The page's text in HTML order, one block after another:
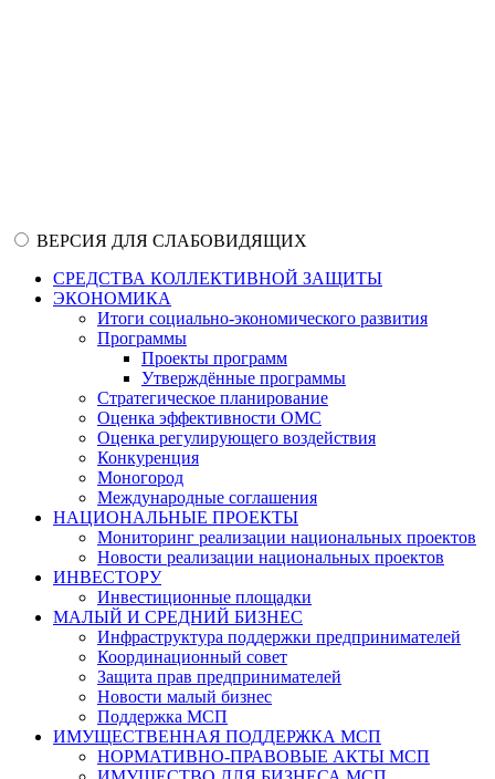
ВЕРСИЯ ДЛЯ СЛАБОВИДЯЩИХ
СРЕДСТВА КОЛЛЕКТИВНОЙ ЗАЩИТЫ
ЭКОНОМИКА
Итоги социально-экономического развития
Программы
Проекты программ
Утверждённые программы
Стратегическое планирование
Оценка эффективности ОМС
Оценка регулирующего воздействия
Конкуренция
Моногород
Международные соглашения
НАЦИОНАЛЬНЫЕ ПРОЕКТЫ
Мониторинг реализации национальных проектов
Новости реализации национальных проектов
ИНВЕСТОРУ
Инвестиционные площадки
МАЛЫЙ И СРЕДНИЙ БИЗНЕС
Инфраструктура поддержки предпринимателей
Координационный совет
Защита прав предпринимателей
Новости малый бизнес
Поддержка МСП
ИМУЩЕСТВЕННАЯ ПОДДЕРЖКА МСП
НОРМАТИВНО-ПРАВОВЫЕ АКТЫ МСП